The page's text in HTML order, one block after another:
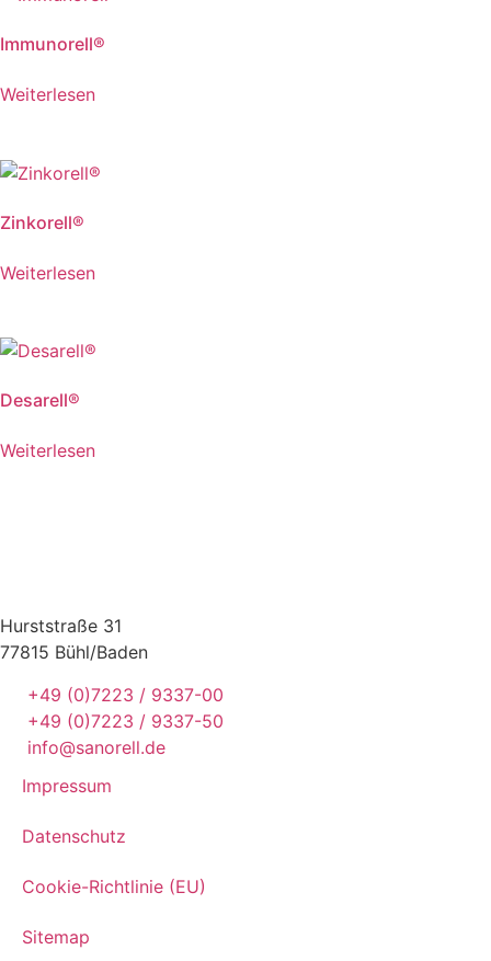
Immunorell®
Weiterlesen
Zinkorell®
Weiterlesen
Desarell®
Weiterlesen
Hurststraße 31
77815 Bühl/Baden
+49 (0)7223 / 9337-00
+49 (0)7223 / 9337-50
info@sanorell.de
Impressum
Datenschutz
Cookie-Richtlinie (EU)
Sitemap